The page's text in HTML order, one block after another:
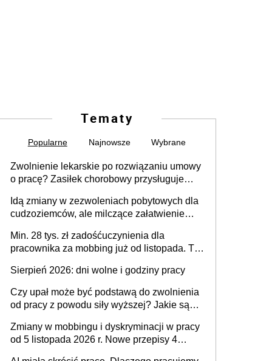
Tematy
Popularne Najnowsze Wybrane
Zwolnienie lekarskie po rozwiązaniu umowy
o pracę? Zasiłek chorobowy przysługuje
dni od ustania stosunku pracy
Idą zmiany w zezwoleniach pobytowych dla
cudzoziemców, ale milczące załatwienie
Min. 28 tys. zł zadośćuczynienia dla
pracownika za mobbing już od listopada. To
zespołu
Sierpień 2026: dni wolne i godziny pracy
Czy upał może być podstawą do zwolnienia
od pracy z powodu siły wyższej? Jakie są
Zmiany w mobbingu i dyskryminacji w pracy
od 5 listopada 2026 r. Nowe przepisy 4